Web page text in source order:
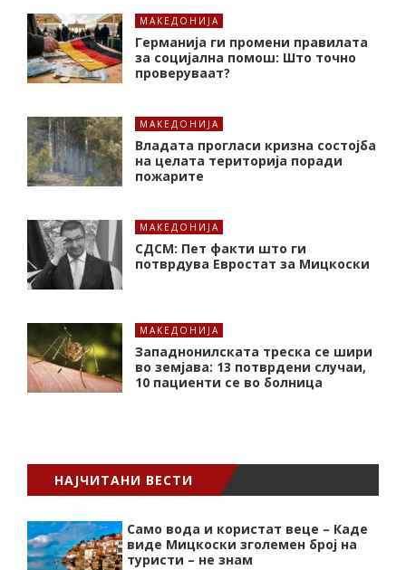
МАКЕДОНИЈА
Германија ги промени правилата
за социјална помош: Што точно
проверуваат?
МАКЕДОНИЈА
Владата прогласи кризна состојба
на целата територија поради
пожарите
МАКЕДОНИЈА
СДСМ: Пет факти што ги
потврдува Евростат за Мицкоски
МАКЕДОНИЈА
Западнонилската треска се шири
во земјава: 13 потврдени случаи,
10 пациенти се во болница
НАЈЧИТАНИ ВЕСТИ
Само вода и користат веце – Каде
виде Мицкоски зголемен број на
туристи – не знам